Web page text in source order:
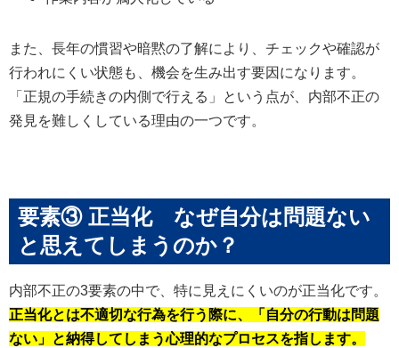
また、長年の慣習や暗黙の了解により、チェックや確認が
行われにくい状態も、機会を生み出す要因になります。
「正規の手続きの内側で行える」という点が、内部不正の
発見を難しくしている理由の一つです。
要素③ 正当化 なぜ自分は問題ない
と思えてしまうのか？
内部不正の3要素の中で、特に見えにくいのが正当化です。
正当化とは不適切な行為を行う際に、「自分の行動は問題
ない」と納得してしまう心理的なプロセスを指します。